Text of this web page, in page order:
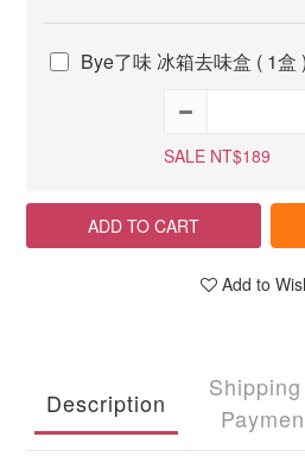
Bye了味 冰箱去味盒 ( 1盒
SALE NT$189
ADD TO CART
Add to
Description